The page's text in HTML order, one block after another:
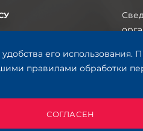
его использования.
правилами обработки
СОГЛАСЕН